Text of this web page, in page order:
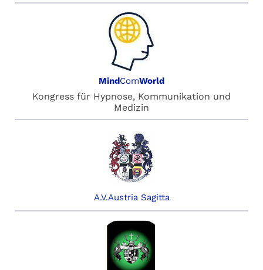
MindComWorld
Kongress für Hypnose, Kommunikation und
Medizin
A.V.Austria Sagitta